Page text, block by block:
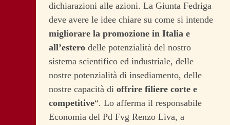
dichiarazioni alle azioni. La Giunta Fedriga
deve avere le idee chiare su come si intende
migliorare la promozione in Italia e
all’estero delle potenzialità del nostro
sistema scientifico ed industriale, delle
nostre potenzialità di insediamento, delle
nostre capacità di offrire filiere corte e
competitive“. Lo afferma il responsabile
Economia del Pd Fvg Renzo Liva, a